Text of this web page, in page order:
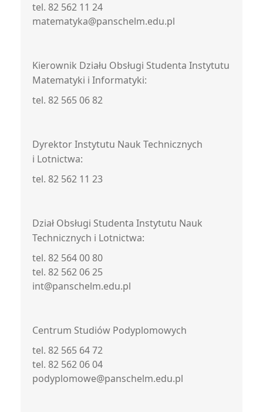
tel. 82 562 11 24
matematyka@panschelm.edu.pl
Kierownik Działu Obsługi Studenta Instytutu
Matematyki i Informatyki:
tel. 82 565 06 82
Dyrektor Instytutu Nauk Technicznych
i Lotnictwa:
tel. 82 562 11 23
Dział Obsługi Studenta Instytutu Nauk
Technicznych i Lotnictwa:
tel. 82 564 00 80
tel. 82 562 06 25
int@panschelm.edu.pl
Centrum Studiów Podyplomowych
tel. 82 565 64 72
tel. 82 562 06 04
podyplomowe@panschelm.edu.pl